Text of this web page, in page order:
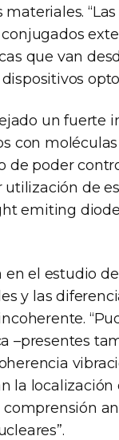
que van
un fuerte
con
poder
de
emiting
el estudio
y las
–presentes
la